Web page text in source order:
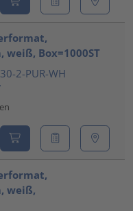
Box=1000ST
2-PUR-WH
weiß,